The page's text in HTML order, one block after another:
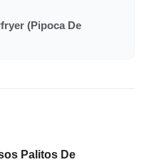
(Pipoca De
Palitos De